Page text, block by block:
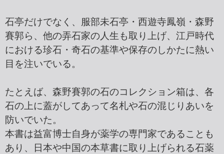
石亭だけでなく、服部未石亭・西遊寺鳳嶺・森野
賽郭ら、他の弄石家の人生も取り上げ、江戸時代
における珍石・奇石の基準や保存のしかたに熱い
目を注いでいる。
たとえば、森野賽郭の石のコレクション箱は、各
石の上に蓋がしてあって名札や石の混じりあいを
防いでいた。
本書は益富博士自身が薬学の専門家であることも
あり、日本や中国の本草書に取り上げられる石薬